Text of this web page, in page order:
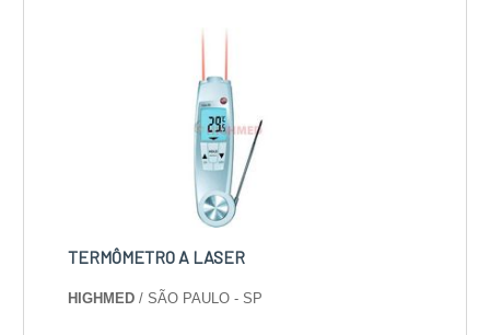
TERMÔMETRO A LASER
HIGHMED / SÃO PAULO - SP